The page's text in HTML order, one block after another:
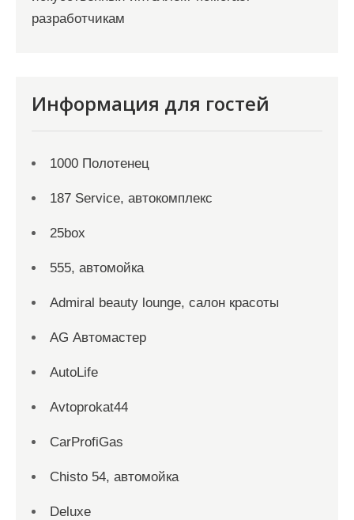
разработчикам
Информация для гостей
1000 Полотенец
187 Service, автокомплекс
25box
555, автомойка
Admiral beauty lounge, салон красоты
AG Автомастер
AutoLife
Avtoprokat44
CarProfiGas
Chisto 54, автомойка
Deluxe